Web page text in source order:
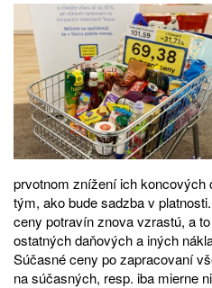
prvotnom znížení ich koncových
tým, ako bude sadzba v
ceny potravín znova vzrastú, a
ostatných daňových a iných
Súčasné ceny po zapracovaní
na súčasných, resp. iba mierne